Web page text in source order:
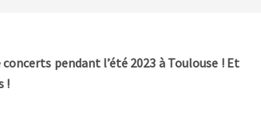
pendant l’été 2023 à Toulouse ! Et
!